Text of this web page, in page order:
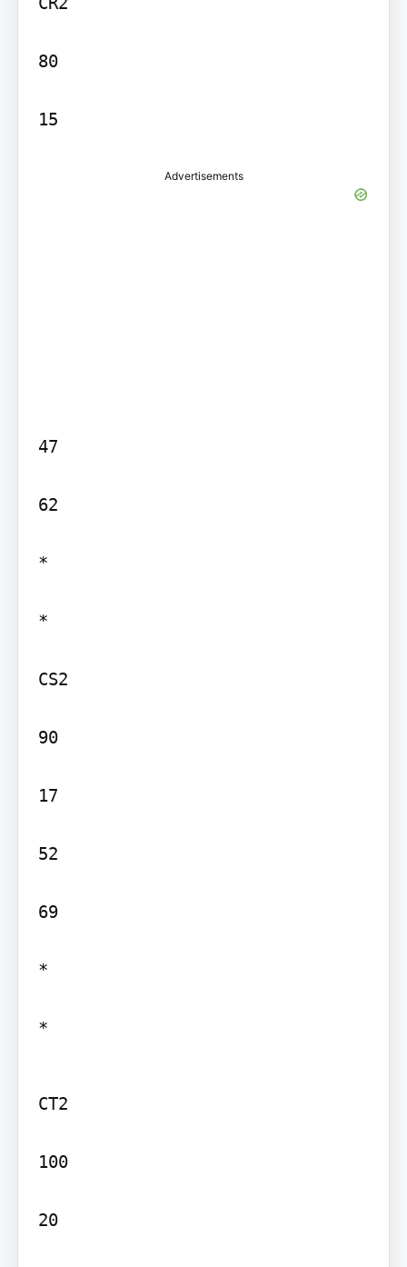
80
Advertisements
47
62
*
*
CS2
90
17
52
69
*
*
CT2
100
20